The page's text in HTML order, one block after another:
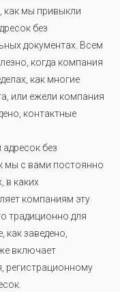
как мы привыкли
без
документах. Всем
когда компания
как многие
или ежели компания
контактные
без
мы с вами постоянно
в каких
компаниям эту
традиционно для
как заведено,
включает
регистрационному